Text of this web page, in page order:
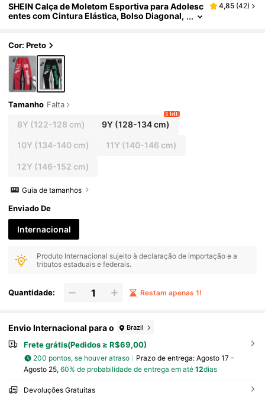
SHEIN Calça de Moletom Esportiva para Adolesc
entes com Cintura Elástica, Bolso Diagonal,
4,85 (42)
Cor: Preto
Tamanho Falta
8Y (122-128 cm) 9Y (128-134 cm)
1 left
10Y (134-140 cm) 11Y (140-146 cm)
12Y (146-152 cm)
Guia de tamanhos
Enviado De
Internacional
Produto Internacional sujeito à declaração de importação e a
tributos estaduais e federais.
Quantidade: Restam apenas 1!
Envio Internacional para o Brazil
Frete grátis(Pedidos ≥ R$69,00)
200 pontos, se houver atraso Prazo de entrega: Agosto 17 -
Agosto 25, 60% de probabilidade de entrega em até 12dias
Devoluções Gratuitas